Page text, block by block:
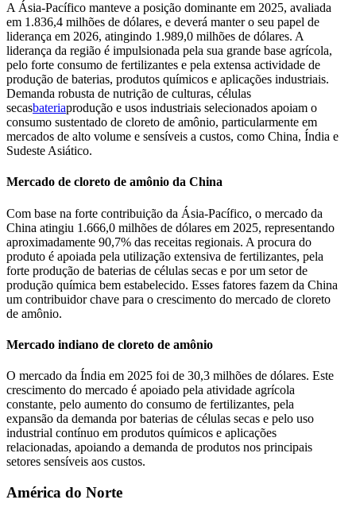
A Ásia-Pacífico manteve a posição dominante em 2025, avaliada
em 1.836,4 milhões de dólares, e deverá manter o seu papel de
liderança em 2026, atingindo 1.989,0 milhões de dólares. A
liderança da região é impulsionada pela sua grande base agrícola,
pelo forte consumo de fertilizantes e pela extensa actividade de
produção de baterias, produtos químicos e aplicações industriais.
Demanda robusta de nutrição de culturas, células
secasbateriaprodução e usos industriais selecionados apoiam o
consumo sustentado de cloreto de amônio, particularmente em
mercados de alto volume e sensíveis a custos, como China, Índia e
Sudeste Asiático.
Mercado de cloreto de amônio da China
Com base na forte contribuição da Ásia-Pacífico, o mercado da
China atingiu 1.666,0 milhões de dólares em 2025, representando
aproximadamente 90,7% das receitas regionais. A procura do
produto é apoiada pela utilização extensiva de fertilizantes, pela
forte produção de baterias de células secas e por um setor de
produção química bem estabelecido. Esses fatores fazem da China
um contribuidor chave para o crescimento do mercado de cloreto
de amônio.
Mercado indiano de cloreto de amônio
O mercado da Índia em 2025 foi de 30,3 milhões de dólares. Este
crescimento do mercado é apoiado pela atividade agrícola
constante, pelo aumento do consumo de fertilizantes, pela
expansão da demanda por baterias de células secas e pelo uso
industrial contínuo em produtos químicos e aplicações
relacionadas, apoiando a demanda de produtos nos principais
setores sensíveis aos custos.
América do Norte